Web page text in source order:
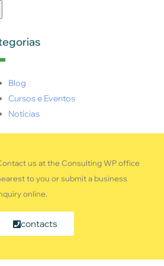
Blog
Cursos e Eventos
Notícias
us at the Consulting WP office
to you or submit a business
online.
contacts